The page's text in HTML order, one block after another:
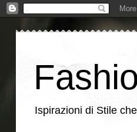
Ispirazioni di Stile